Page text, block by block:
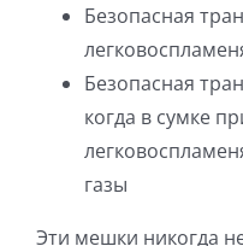
Безопасная
Безопасная
когда в сумке
газы
Эти мешки никогда